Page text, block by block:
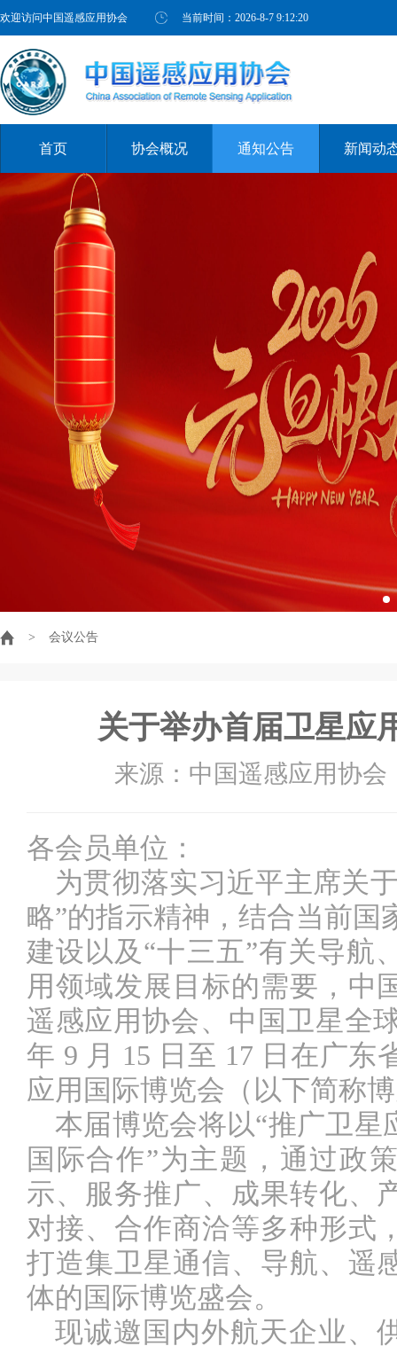
欢迎访问中国遥感应用协会 当前时间： 2026-8-7 9:12:20
首页 协会概况 通知公告 新闻动
> 会议公告
关于举办首届卫星应
来源：中国遥感应用协
各会员单位：
为贯彻落实习近平主席关
略”的指示精神，结合当前国
建设以及“十三五”有关导航
用领域发展目标的需要，中
遥感应用协会、中国卫星全
年 9 月 15 日至 17 日在广东
应用国际博览会（以下简称
本届博览会将以“推广卫星
国际合作”为主题，通过政
示、服务推广、成果转化、
对接、合作商洽等多种形式
打造集卫星通信、导航、遥
体的国际博览盛会。
现诚邀国内外航天企业、